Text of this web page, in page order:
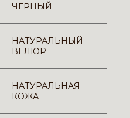
ЧЕРНЫЙ
НАТУРАЛЬНЫЙ
ВЕЛЮР
НАТУРАЛЬНАЯ
КОЖА